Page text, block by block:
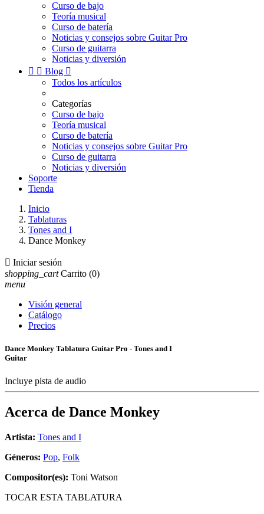
Curso de bajo
Teoría musical
Curso de batería
Noticias y consejos sobre Guitar Pro
Curso de guitarra
Noticias y diversión
  Blog 
Todos los artículos
Categorías
Curso de bajo
Teoría musical
Curso de batería
Noticias y consejos sobre Guitar Pro
Curso de guitarra
Noticias y diversión
Soporte
Tienda
Inicio
Tablaturas
Tones and I
Dance Monkey
 Iniciar sesión
shopping_cart Carrito (0)
menu
Visión general
Catálogo
Precios
Dance Monkey Tablatura Guitar Pro - Tones and I
Guitar
Incluye pista de audio
Acerca de Dance Monkey
Artista: Tones and I
Géneros: Pop, Folk
Compositor(es): Toni Watson
TOCAR ESTA TABLATURA